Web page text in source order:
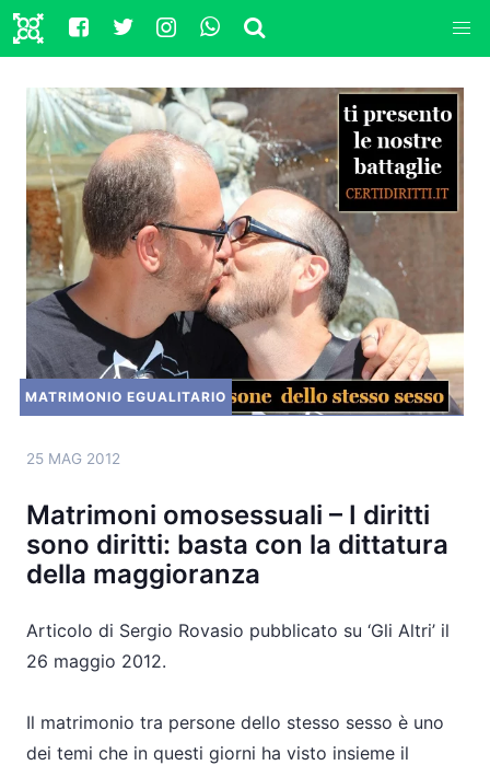
MATRIMONIO EGUALITARIO
25 MAG 2012
Matrimoni omosessuali – I diritti
sono diritti: basta con la dittatura
della maggioranza
Articolo di Sergio Rovasio pubblicato su ‘Gli Altri’ il
26 maggio 2012.
Il matrimonio tra persone dello stesso sesso è uno
dei temi che in questi giorni ha visto insieme il